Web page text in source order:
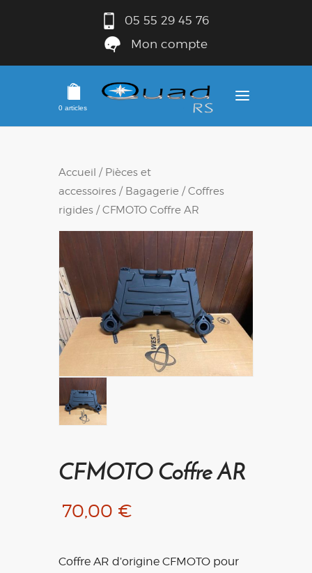
05 55 29 45 76
Mon compte
0 articles
Accueil / Pièces et
accessoires / Bagagerie /Coffres
rigides / CFMOTO Coffre AR
CFMOTO Coffre AR
70,00 €
Coffre AR d’origine CFMOTO pour